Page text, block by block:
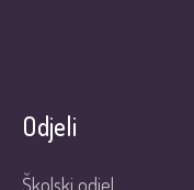
Odjeli
Školski odjel